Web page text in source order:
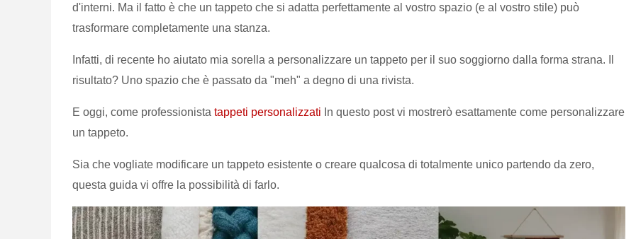
d'interni. Ma il fatto è che un tappeto che si adatta perfettamente al vostro spazio (e al vostro stile) può
trasformare completamente una stanza.
Infatti, di recente ho aiutato mia sorella a personalizzare un tappeto per il suo soggiorno dalla forma strana. Il
risultato? Uno spazio che è passato da "meh" a degno di una rivista.
E oggi, come professionista tappeti personalizzati In questo post vi mostrerò esattamente come personalizzare
un tappeto.
Sia che vogliate modificare un tappeto esistente o creare qualcosa di totalmente unico partendo da zero,
questa guida vi offre la possibilità di farlo.